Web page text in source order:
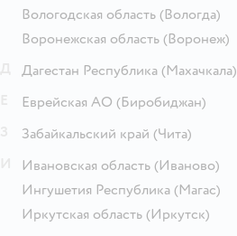
Вологодская область (Вологда)
Воронежская область (Воронеж)
Дагестан Республика (Махачкала)
Еврейская АО (Биробиджан)
Забайкальский край (Чита)
Ивановская область (Иваново)
Ингушетия Республика (Магас)
Иркутская область (Иркутск)